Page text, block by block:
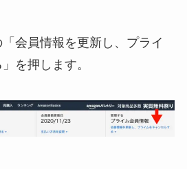
会員情報を更新し、プライ
を押します。